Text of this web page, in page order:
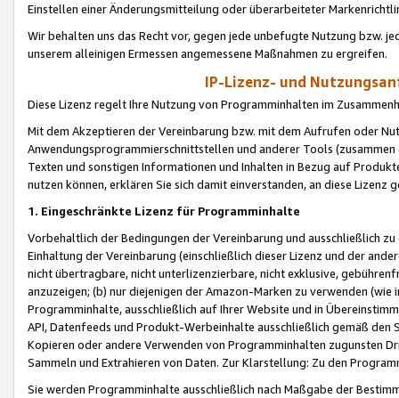
Einstellen einer Änderungsmitteilung oder überarbeiteter
Wir behalten uns das Recht vor, gegen jede unbefugte Nutzung bzw.
unserem alleinigen Ermessen angemessene Maßnahmen zu ergreifen.
IP-Lizenz- und
Diese Lizenz regelt Ihre Nutzung von Programminhalten im
Mit dem Akzeptieren der Vereinbarung bzw. mit dem Aufrufen oder
Anwendungsprogrammierschnittstellen und anderer Tools (zusammen
Texten und sonstigen Informationen und Inhalten in Bezug auf
nutzen können, erklären Sie sich damit einverstanden, an diese Lizenz
1. Eingeschränkte Lizenz für Programminhalte
Vorbehaltlich der Bedingungen der Vereinbarung und ausschließlich
Einhaltung der Vereinbarung (einschließlich dieser Lizenz und der
nicht übertragbare, nicht unterlizenzierbare, nicht exklusive,
anzuzeigen; (b) nur diejenigen der Amazon-Marken zu verwenden
Programminhalte, ausschließlich auf Ihrer Website und in
API, Datenfeeds und Produkt-Werbeinhalte ausschließlich gemäß
Kopieren oder andere Verwenden von Programminhalten zugunsten
Sammeln und Extrahieren von Daten. Zur Klarstellung: Zu den
Sie werden Programminhalte ausschließlich nach Maßgabe der